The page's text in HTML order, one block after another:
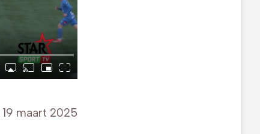
19 maart 2025